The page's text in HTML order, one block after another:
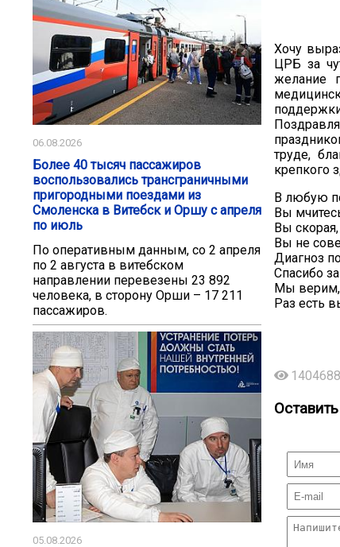
06.08.2026
Более 40 тысяч пассажиров
воспользовались трансграничными
пригородными поездами из
Смоленска в Витебск и Оршу с апреля
по июль
По оперативным данным, со 2 апреля
по 2 августа в витебском
направлении перевезены 23 892
человека, в сторону Орши – 17 211
пассажиров.
05.08.2026
Хочу
ЦРБ за
желание
труде,
крепкого
В любую
Вы
Вы
Вы не
Диагноз
Спасибо
Мы верим,
Раз есть
1404688